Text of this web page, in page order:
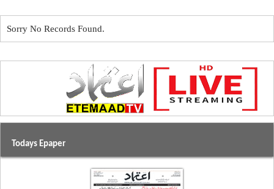
Sorry No Records Found.
Todays Epaper